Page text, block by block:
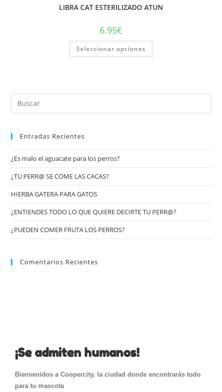
LIBRA CAT ESTERILIZADO ATUN
6.95€
Seleccionar opciones
Entradas Recientes
¿Es malo el aguacate para los perros?
¿TU PERR@ SE COME LAS CACAS?
HIERBA GATERA PARA GATOS
¿ENTIENDES TODO LO QUE QUIERE DECIRTE TU PERR@?
¿PUEDEN COMER FRUTA LOS PERROS?
Comentarios Recientes
¡Se admiten humanos!
Bienvenidos a Coopercity, la ciudad donde encontrarás todo
para tu mascota